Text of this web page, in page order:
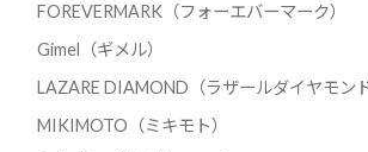
FOREVERMARK（フォーエバーマーク）
Gimel（ギメル）
LAZARE DIAMOND（ラザールダイヤモンド
MIKIMOTO（ミキモト）